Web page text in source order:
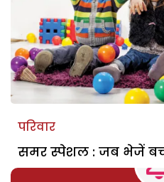
परिवार
समर स्पेशल : जब भेजें